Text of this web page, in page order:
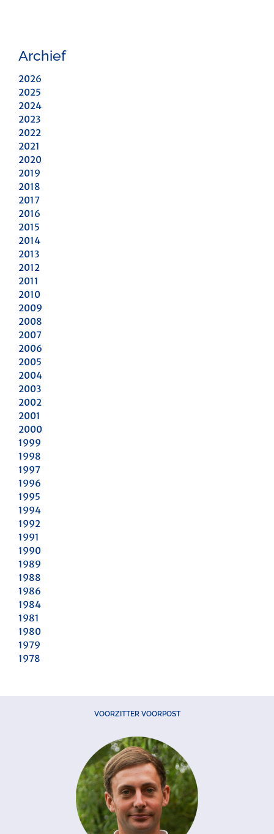
Archief
2026
2025
2024
2023
2022
2021
2020
2019
2018
2017
2016
2015
2014
2013
2012
2011
2010
2009
2008
2007
2006
2005
2004
2003
2002
2001
2000
1999
1998
1997
1996
1995
1994
1992
1991
1990
1989
1988
1986
1984
1981
1980
1979
1978
VOORZITTER VOORPOST